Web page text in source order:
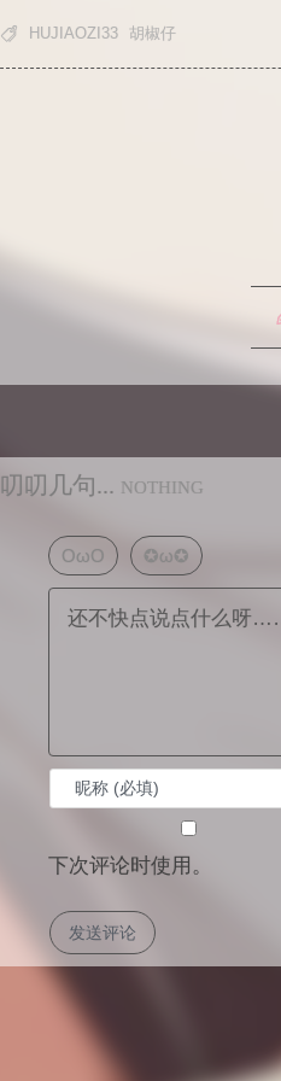
 HUJIAOZI33 胡椒仔
叨叨几句... NOTHING
OωO ✪ω✪
下次评论时使用。